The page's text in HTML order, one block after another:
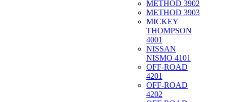
METHOD 3902
METHOD 3903
MICKEY
THOMPSON
4001
NISSAN
NISMO 4101
OFF-ROAD
4201
OFF-ROAD
4202